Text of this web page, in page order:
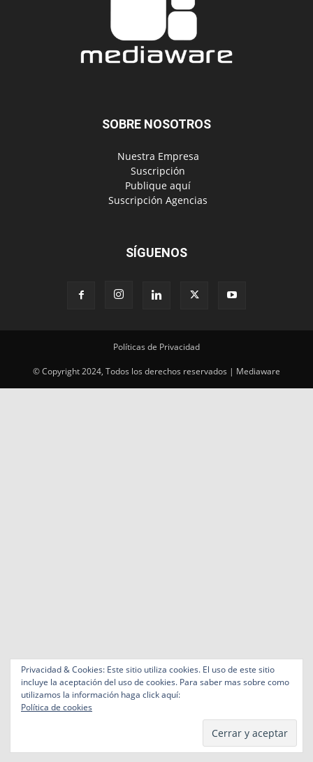
SOBRE NOSOTROS
‎ Nuestra Empresa
‎ Suscripción
‎ Publique aquí
‎ Suscripción Agencias
SÍGUENOS
Políticas de Privacidad
© Copyright 2024, Todos los derechos reservados | Mediaware
Privacidad & Cookies: Este sitio utiliza cookies. El uso de este sitio
incluye la aceptación del uso de cookies. Para saber mas sobre como
utilizamos la información haga click aquí:
Política de cookies